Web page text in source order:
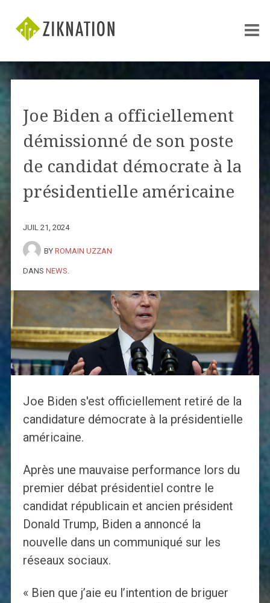
Joe Biden a officiellement
démissionné de son poste
de candidat démocrate à la
présidentielle américaine
JUIL 21, 2024
BY ROMAIN UZZAN
DANS NEWS
Joe Biden s'est officiellement retiré de la
candidature démocrate à la présidentielle
américaine.
Après une mauvaise performance lors du
premier débat présidentiel contre le
candidat républicain et ancien président
Donald Trump, Biden a annoncé la
nouvelle dans un communiqué sur les
réseaux sociaux.
« Bien que j’aie eu l’intention de briguer